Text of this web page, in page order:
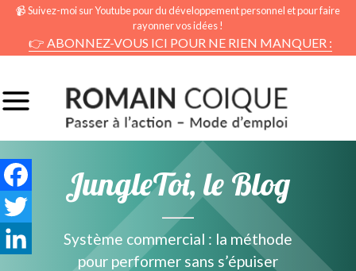
📹 Suivez-moi sur Youtube pour du développement personnel et pour faire
rayonner vos idées !
👉 ABONNEZ-VOUS ICI POUR NE RIEN MANQUER :
JungleToi, le Blog
Système commercial : la méthode
pour performer sans s’épuiser
Facebook
Twitter